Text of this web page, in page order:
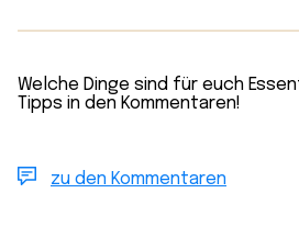
Welche Dinge sind für euch
Tipps in den Kommentaren!
zu den Kommentaren